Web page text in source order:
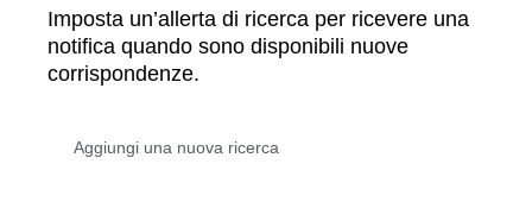
Imposta un’allerta di ricerca per ricevere una
notifica quando sono disponibili nuove
corrispondenze.